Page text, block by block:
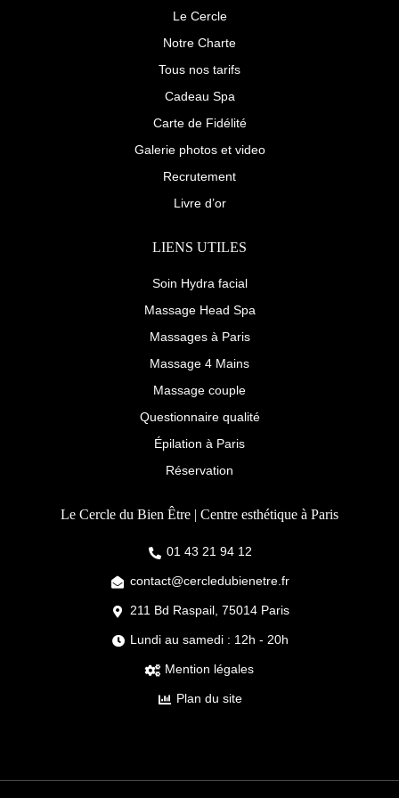
u
s
g
Le Cercle
Notre Charte
Tous nos tarifs
Cadeau Spa
Carte de Fidélité
Galerie photos et video
Recrutement
Livre d’or
LIENS UTILES
Soin Hydra facial
Massage Head Spa
Massages à Paris
Massage 4 Mains
Massage couple
Questionnaire qualité
Épilation à Paris
Réservation
Le Cercle du Bien Être | Centre esthétique à Paris
01 43 21 94 12
contact@cercledubienetre.fr
211 Bd Raspail, 75014 Paris
Lundi au samedi : 12h - 20h
Mention légales
Plan du site